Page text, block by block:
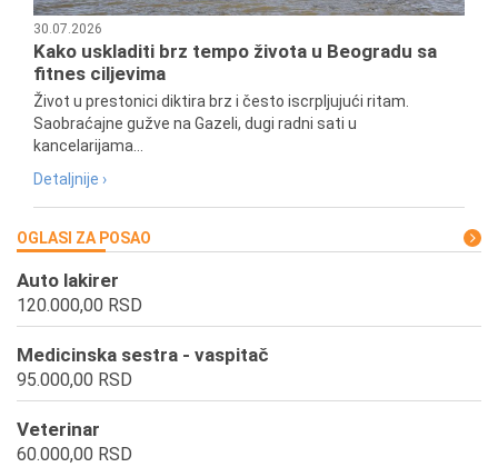
30.07.2026
Kako uskladiti brz tempo života u Beogradu sa
fitnes ciljevima
Život u prestonici diktira brz i često iscrpljujući ritam.
Saobraćajne gužve na Gazeli, dugi radni sati u
kancelarijama...
Detaljnije ›
OGLASI ZA POSAO
Auto lakirer
120.000,00 RSD
Medicinska sestra - vaspitač
95.000,00 RSD
Veterinar
60.000,00 RSD